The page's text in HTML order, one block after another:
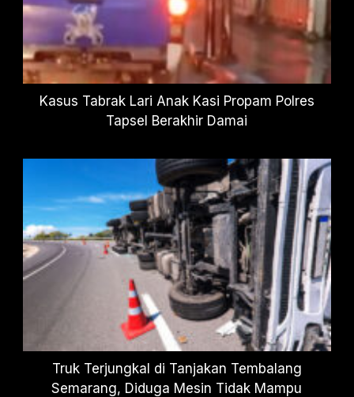
Kasus Tabrak Lari Anak Kasi Propam Polres
Tapsel Berakhir Damai
Truk Terjungkal di Tanjakan Tembalang
Semarang, Diduga Mesin Tidak Mampu